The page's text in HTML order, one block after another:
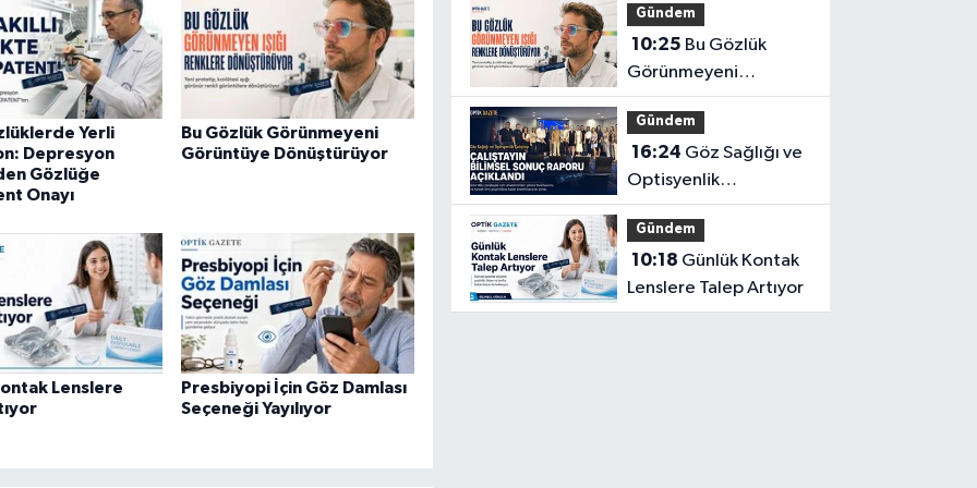
Yerli
Depresyon
Gözlüğe
Onayı
Bu Gözlük Görünmeyeni
Görüntüye Dönüştürüyor
Lenslere
Presbiyopi İçin Göz Damlası
Seçeneği Yayılıyor
Teşhis Eden Gözlüğe
Türkpatent Onayı
Gündem
10:25
Görünmeyeni
Görüntüye
Dönüştürüyor
Gündem
16:24
Optisyenlik
Çalıştayı’nın Bilimsel
Sonuç Raporu
Açıklandı
Gündem
10:18
Lenslere Talep Artıyor